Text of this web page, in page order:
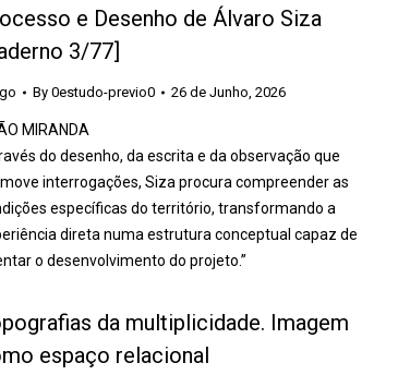
e Desenho de Álvaro Siza
3/77]
By 0estudo-previo0 26 de Junho, 2026
MIRANDA
do desenho, da escrita e da observação que
interrogações, Siza procura compreender as
específicas do território, transformando a
direta numa estrutura conceptual capaz de
o desenvolvimento do projeto.”
da multiplicidade. Imagem
espaço relacional